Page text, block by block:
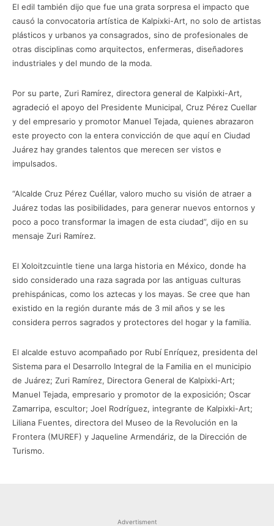
El edil también dijo que fue una grata sorpresa el impacto que
causó la convocatoria artística de Kalpixki-Art, no solo de artistas
plásticos y urbanos ya consagrados, sino de profesionales de
otras disciplinas como arquitectos, enfermeras, diseñadores
industriales y del mundo de la moda.
Por su parte, Zuri Ramírez, directora general de Kalpixki-Art,
agradeció el apoyo del Presidente Municipal, Cruz Pérez Cuellar
y del empresario y promotor Manuel Tejada, quienes abrazaron
este proyecto con la entera convicción de que aquí en Ciudad
Juárez hay grandes talentos que merecen ser vistos e
impulsados.
“Alcalde Cruz Pérez Cuéllar, valoro mucho su visión de atraer a
Juárez todas las posibilidades, para generar nuevos entornos y
poco a poco transformar la imagen de esta ciudad”, dijo en su
mensaje Zuri Ramírez.
El Xoloitzcuintle tiene una larga historia en México, donde ha
sido considerado una raza sagrada por las antiguas culturas
prehispánicas, como los aztecas y los mayas. Se cree que han
existido en la región durante más de 3 mil años y se les
considera perros sagrados y protectores del hogar y la familia.
El alcalde estuvo acompañado por Rubí Enríquez, presidenta del
Sistema para el Desarrollo Integral de la Familia en el municipio
de Juárez; Zuri Ramírez, Directora General de Kalpixki-Art;
Manuel Tejada, empresario y promotor de la exposición; Oscar
Zamarripa, escultor; Joel Rodríguez, integrante de Kalpixki-Art;
Liliana Fuentes, directora del Museo de la Revolución en la
Frontera (MUREF) y Jaqueline Armendáriz, de la Dirección de
Turismo.
Advertisment